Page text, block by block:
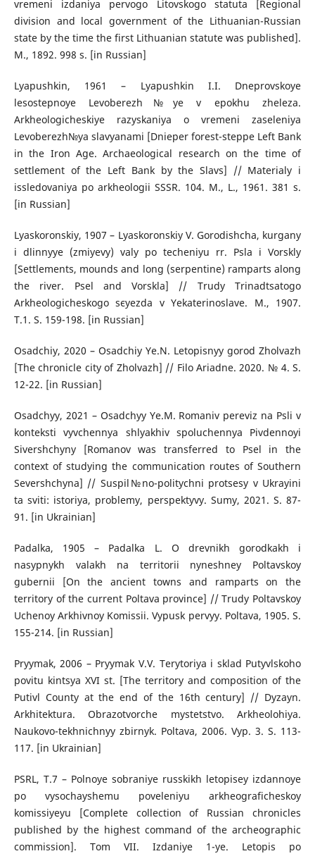
vremeni izdaniya pervogo Litovskogo statuta [Regional
division and local government of the Lithuanian-Russian
state by the time the first Lithuanian statute was published].
M., 1892. 998 s. [in Russian]
Lyapushkin, 1961 – Lyapushkin I.I. Dneprovskoye
lesostepnoye Levoberezh№ye v epokhu zheleza.
Arkheologicheskiye razyskaniya o vremeni zaseleniya
Levoberezh№ya slavyanami [Dnieper forest-steppe Left Bank
in the Iron Age. Archaeological research on the time of
settlement of the Left Bank by the Slavs] // Materialy i
issledovaniya po arkheologii SSSR. 104. M., L., 1961. 381 s.
[in Russian]
Lyaskoronskiy, 1907 – Lyaskoronskiy V. Gorodishcha, kurgany
i dlinnyye (zmiyevy) valy po techeniyu rr. Psla i Vorskly
[Settlements, mounds and long (serpentine) ramparts along
the river. Psel and Vorskla] // Trudy Trinadtsatogo
Arkheologicheskogo sєyezda v Yekaterinoslave. M., 1907.
T.1. S. 159-198. [in Russian]
Osadchiy, 2020 – Osadchiy Ye.N. Letopisnyy gorod Zholvazh
[The chronicle city of Zholvazh] // Filo Ariadne. 2020. № 4. S.
12-22. [in Russian]
Osadchyy, 2021 – Osadchyy Ye.M. Romaniv pereviz na Psli v
konteksti vyvchennya shlyakhiv spoluchennya Pivdennoyi
Sivershchyny [Romanov was transferred to Psel in the
context of studying the communication routes of Southern
Severshchyna] // Suspil№no-politychni protsesy v Ukrayini
ta sviti: istoriya, problemy, perspektyvy. Sumy, 2021. S. 87-
91. [in Ukrainian]
Padalka, 1905 – Padalka L. O drevnikh gorodkakh i
nasypnykh valakh na territorii nyneshney Poltavskoy
gubernii [On the ancient towns and ramparts on the
territory of the current Poltava province] // Trudy Poltavskoy
Uchenoy Arkhivnoy Komissii. Vypusk pervyy. Poltava, 1905. S.
155-214. [in Russian]
Pryymak, 2006 – Pryymak V.V. Terytoriya i sklad Putyvlskoho
povitu kintsya XVI st. [The territory and composition of the
Putivl County at the end of the 16th century] // Dyzayn.
Arkhitektura. Obrazotvorche mystetstvo. Arkheolohiya.
Naukovo-tekhnichnyy zbirnyk. Poltava, 2006. Vyp. 3. S. 113-
117. [in Ukrainian]
PSRL, T.7 – Polnoye sobraniye russkikh letopisey izdannoye
po vysochayshemu poveleniyu arkheograficheskoy
komissiyeyu [Complete collection of Russian chronicles
published by the highest command of the archeographic
commission]. Tom VII. Izdaniye 1-ye. Letopis po